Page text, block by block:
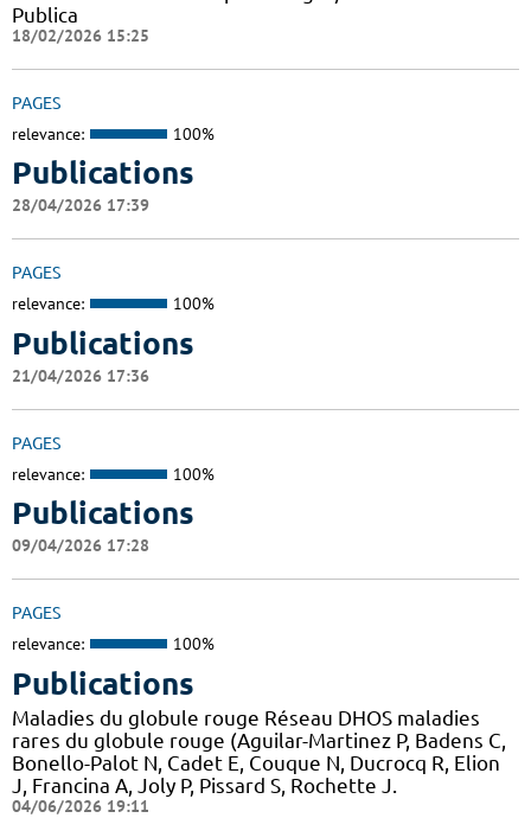
Publica
18/02/2026 15:25
PAGES
relevance: 100%
Publications
28/04/2026 17:39
PAGES
relevance: 100%
Publications
21/04/2026 17:36
PAGES
relevance: 100%
Publications
09/04/2026 17:28
PAGES
relevance: 100%
Publications
Maladies du globule rouge Réseau DHOS maladies
rares du globule rouge (Aguilar-Martinez P, Badens C,
Bonello-Palot N, Cadet E, Couque N, Ducrocq R, Elion
J, Francina A, Joly P, Pissard S, Rochette J.
04/06/2026 19:11